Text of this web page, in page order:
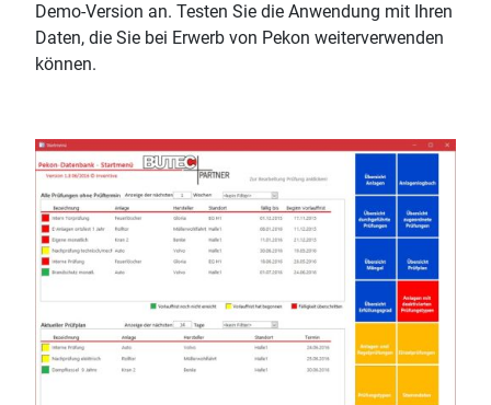
Demo-Version an. Testen Sie die Anwendung mit Ihren
Daten, die Sie bei Erwerb von Pekon weiterverwenden
können.